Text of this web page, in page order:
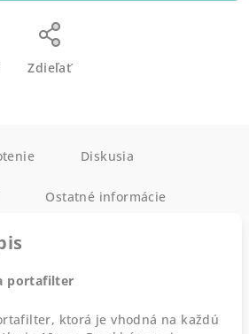
Zdieľať
Diskusia
Ostatné informácie
portafilter
ktorá je vhodná na každú